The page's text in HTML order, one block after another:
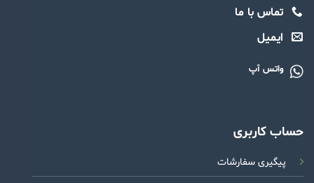
تماس با ما
ایمیل
واتس آپ
حساب کاربری
پیگیری سفارشات